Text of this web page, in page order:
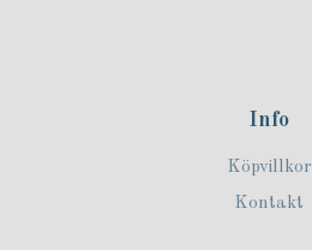
Info
Köpvillkor
Kontakt